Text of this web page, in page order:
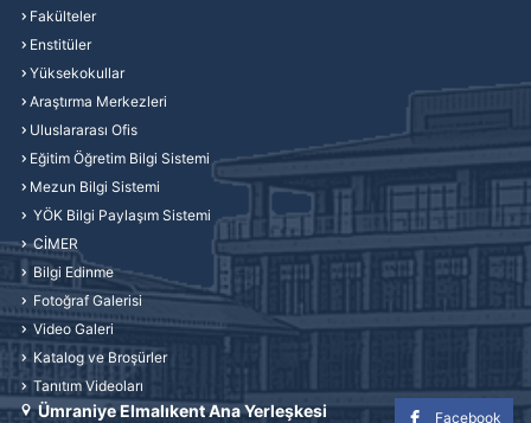
Fakülteler
Enstitüler
Yüksekokullar
Araştırma Merkezleri
Uluslararası Ofis
Eğitim Öğretim Bilgi Sistemi
Mezun Bilgi Sistemi
YÖK Bilgi Paylaşım Sistemi
CİMER
Bilgi Edinme
Fotoğraf Galerisi
Video Galeri
Katalog ve Broşürler
Tanıtım Videoları
Facebook
Ümraniye Elmalıkent Ana Yerleşkesi